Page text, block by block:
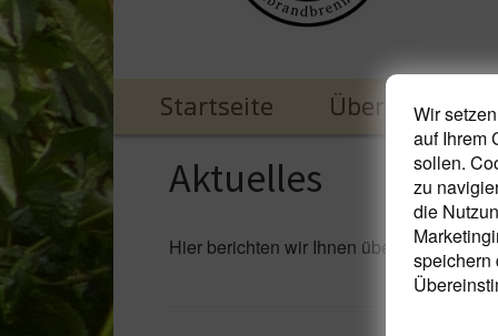
Startseite Über uns
Aktuelles
Hier berichten wir Ihnen über Aktuelles
Wir
auf Ihrem
sollen.
zu
die
speichern